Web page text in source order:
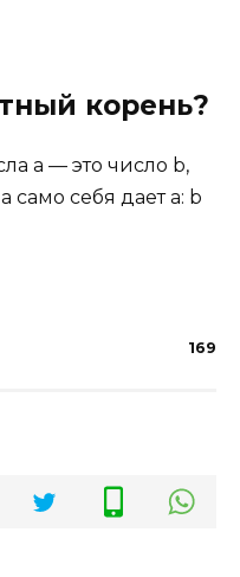
корень?
a — это число b,
себя дает a: b
169